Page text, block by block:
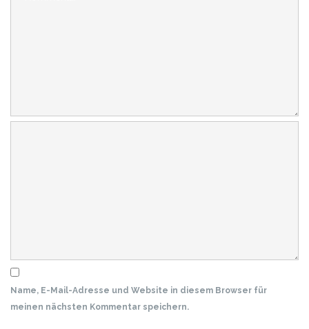
Name, E-Mail-Adresse und Website in diesem Browser für
meinen nächsten Kommentar speichern.